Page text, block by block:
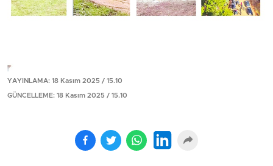
YAYINLAMA: 18 Kasım 2025 / 15.10
GÜNCELLEME: 18 Kasım 2025 / 15.10